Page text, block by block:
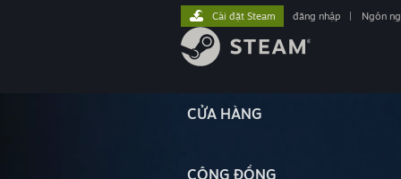
CỬA HÀNG
CỘNG ĐỒNG
Cài đặt Steam đăng nhập Ngôn